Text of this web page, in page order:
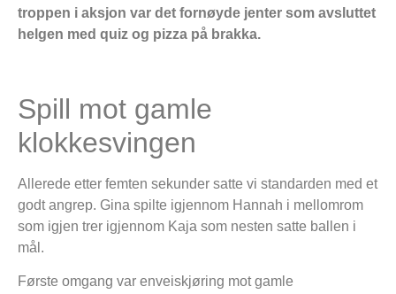
troppen i aksjon var det fornøyde jenter som avsluttet
helgen med quiz og pizza på brakka.
Spill mot gamle
klokkesvingen
Allerede etter femten sekunder satte vi standarden med et
godt angrep. Gina spilte igjennom Hannah i mellomrom
som igjen trer igjennom Kaja som nesten satte ballen i
mål.
Første omgang var enveiskjøring mot gamle